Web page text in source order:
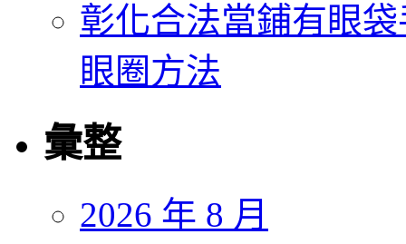
彰化合法當鋪有眼
眼圈方法
彙整
2026 年 8 月